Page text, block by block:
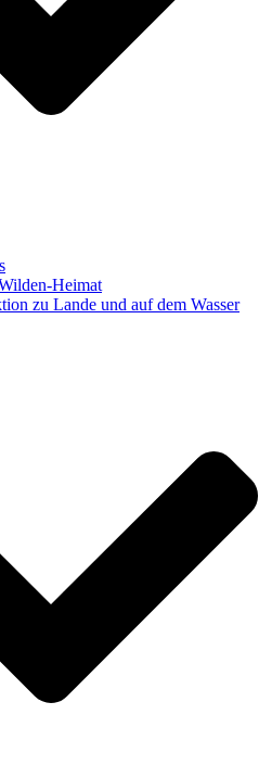
Heimat
zu Lande und auf dem Wasser